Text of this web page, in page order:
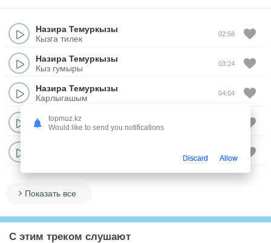
Назира Темуркызы
Кызга тилек
02:58
Назира Темуркызы
Кыз гумыры
03:24
Назира Темуркызы
Карлыгашым
04:04
Назира Темуркызы
Мангыстауым
Показать все
С этим треком слушают
topmuz.kz
Would like to send you notifications
Discard Allow